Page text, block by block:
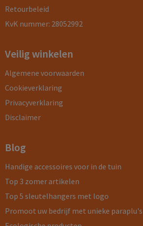
Retourbeleid
KvK nummer: 28052992
Veilig winkelen
Algemene voorwaarden
Cookieverklaring
Privacyverklaring
Disclaimer
Blog
Handige accessoires voor in de tuin
Top 3 zomer artikelen
Top 5 sleutelhangers met logo
Promoot uw bedrijf met unieke paraplu's